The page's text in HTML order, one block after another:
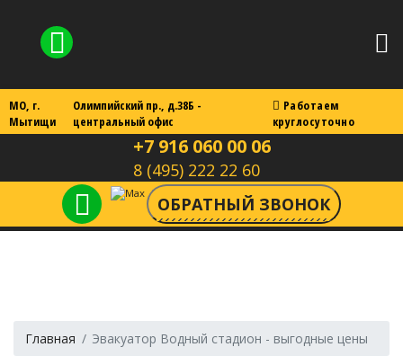
МО, г.
Мытищи
Олимпийский пр., д.38Б -
центральный офис
Работаем
круглосуточно
+7 916 060 00 06
8 (495) 222 22 60
Главная Эвакуатор Водный стадион - выгодные цены